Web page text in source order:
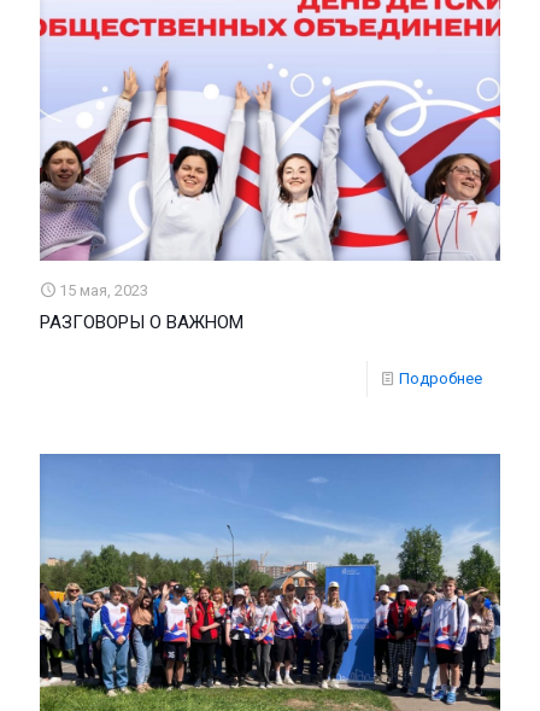
15 мая, 2023
РАЗГОВОРЫ О ВАЖНОМ
Подробнее